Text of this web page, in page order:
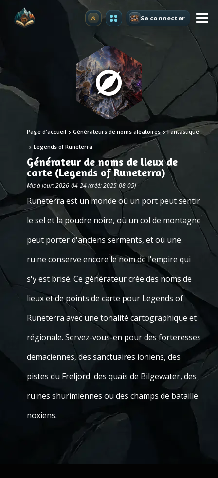
Premium Se connecter
Page d'accueil Générateurs de noms aléatoires Fantastique
Legends of Runeterra
Générateur de noms de lieux de
carte (Legends of Runeterra)
Mis à jour: 2026-04-24 (créé: 2025-08-05)
Runeterra est un monde où un port peut sentir
le sel et la poudre noire, où un col de montagne
peut porter d'anciens serments, et où une
ruine conserve encore le nom de l'empire qui
s'y est brisé. Ce générateur crée des noms de
lieux et de points de carte pour Legends of
Runeterra avec une tonalité cartographique et
régionale. Servez-vous-en pour des forteresses
demaciennes, des sanctuaires ioniens, des
pistes du Freljord, des quais de Bilgewater, des
ruines shurimiennes ou des champs de bataille
noxiens.